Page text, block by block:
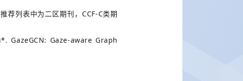
荐列表中为二区期刊， CCF-C类期
Gaze-aware Graph